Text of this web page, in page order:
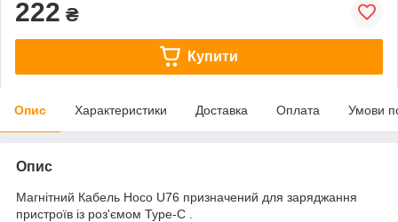
222 ₴
Купити
Опис Характеристики Доставка Оплата Умови
Опис
Магнітний Кабель Hoco U76 призначений для заряджання
пристроїв із роз'ємом Type-C